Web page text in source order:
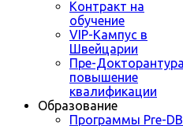
Контракт на
обучение
VIP-Кампус в
Швейцарии
Пре-
повышение
квалификации
Образование
Программы Pre-